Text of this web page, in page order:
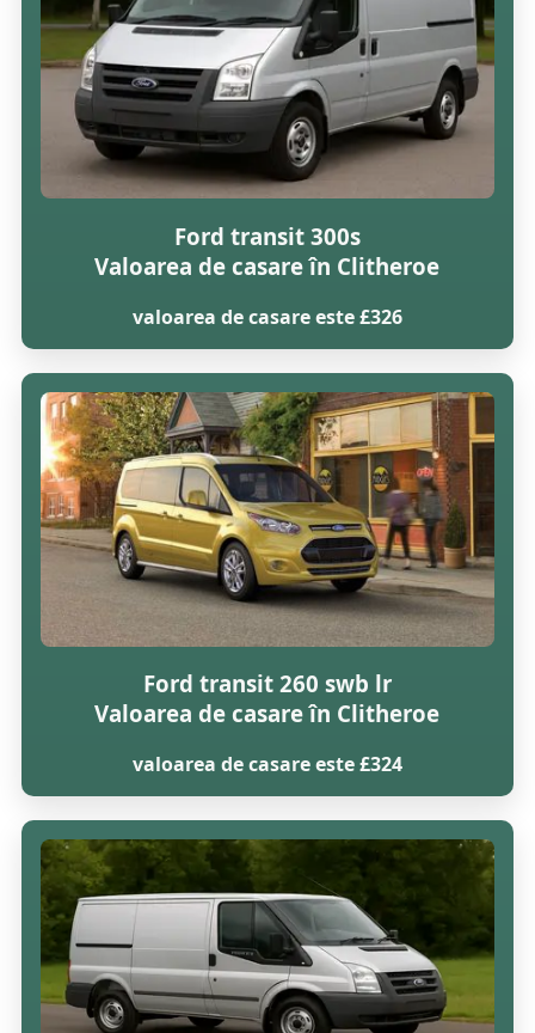
Ford transit 300s
Valoarea de casare în Clitheroe
valoarea de casare este £326
Ford transit 260 swb lr
Valoarea de casare în Clitheroe
valoarea de casare este £324